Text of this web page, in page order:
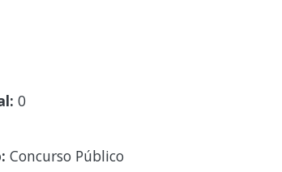
0
Concurso Público